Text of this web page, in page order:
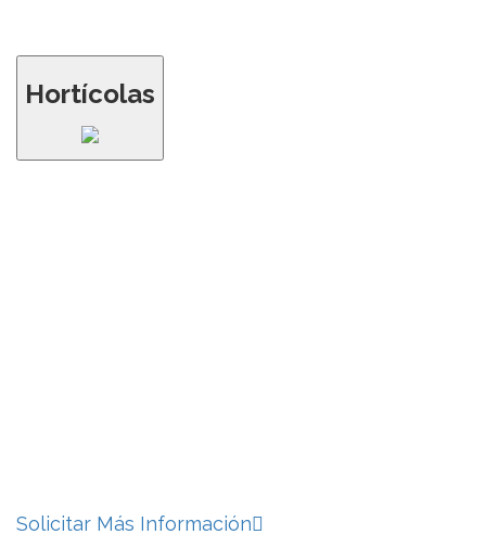
Hortícolas
Solicitar Más Información